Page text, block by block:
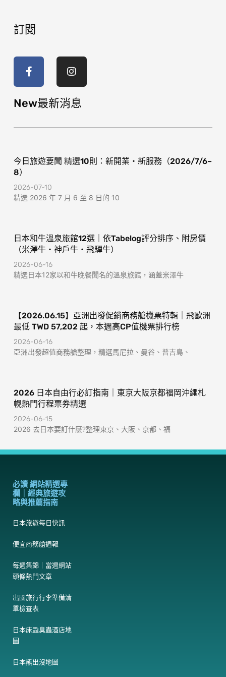
訂閱
c
o
-
s
g
r
m
New最新消息
今日旅遊要聞 精選10則：新開業・新服務（2026/7/6–
8）
2026-07-10
精選 2026 年 7 月 6 至 8 日的 10
日本和牛溫泉旅館12選｜依Tabelog評分排序、附房價
（米澤牛・神戶牛・飛驒牛）
2026-06-16
精選日本12家以和牛晚餐聞名的溫泉旅館，涵蓋米澤牛
【2026.06.15】亞洲出發促銷商務艙機票特輯｜飛歐洲
最低 TWD 57,202 起，本週高CP值機票排行榜
2026-06-16
亞洲出發超值商務艙整理，精選馬尼拉、曼谷、普吉島、
2026 日本自由行必訂指南｜東京大阪京都福岡沖繩札
幌熱門行程票券精選
2026-06-15
2026 去日本要訂什麼?整理東京、大阪、京都、福
必讀 網站精選專
欄｜經典旅遊攻
略與推薦指南
日本旅遊每日快訊
便宜商務艙週報
每週集錦｜當週網站
頭條熱門文章
出國旅行行李準備清
單檢查表
日本床蝨臭蟲酒店地
圖
日本熊出沒地圖